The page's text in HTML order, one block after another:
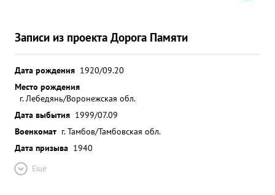
Записи из проекта Дорога Памяти
Дата рождения 1920/09.20
Место рождения
г. Лебедянь/Воронежская обл.
Дата выбытия 1999/07.09
Военкомат г. Тамбов/Тамбовская обл.
Дата призыва 1940
Ещё